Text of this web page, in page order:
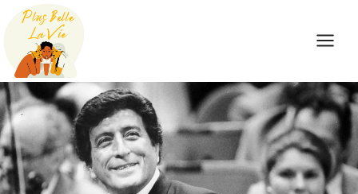
Skip
content